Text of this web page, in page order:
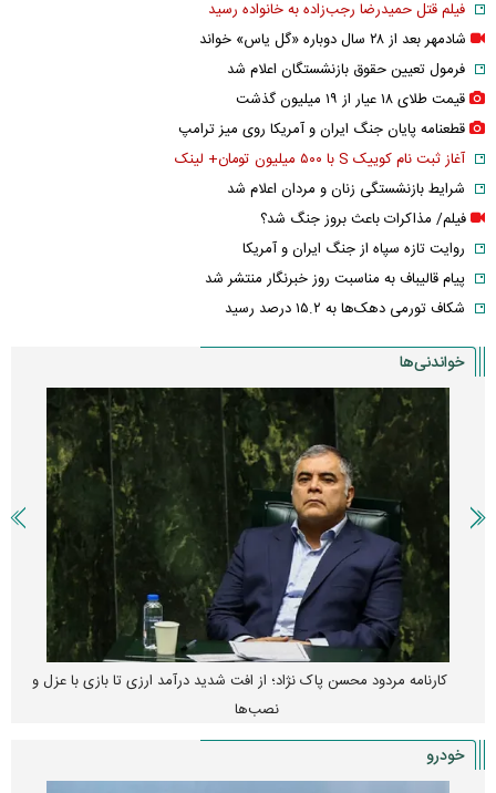
فیلم قتل حمیدرضا رجب‌زاده به خانواده رسید
شادمهر بعد از ۲۸ سال دوباره «گل یاس» خواند
فرمول تعیین حقوق بازنشستگان اعلام شد
قیمت طلای ۱۸ عیار از ۱۹ میلیون گذشت
قطعنامه پایان جنگ ایران و آمریکا روی میز ترامپ
آغاز ثبت نام کوییک S با ۵۰۰ میلیون تومان+ لینک
شرایط بازنشستگی زنان و مردان اعلام شد
فیلم/ مذاکرات باعث بروز جنگ شد؟
روایت تازه سپاه از جنگ ایران و آمریکا
پیام قالیباف به مناسبت روز خبرنگار منتشر شد
شکاف تورمی دهک‌ها به ۱۵.۲ درصد رسید
خواندنی‌ها
کارنامه مردود محسن پاک‌ نژاد؛ از افت شدید درآمد ارزی تا بازی با عزل و
نصب‌ها
خودرو